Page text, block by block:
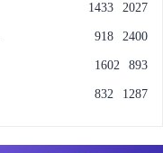
2027
1433
2400
918
893
1602
1287
832